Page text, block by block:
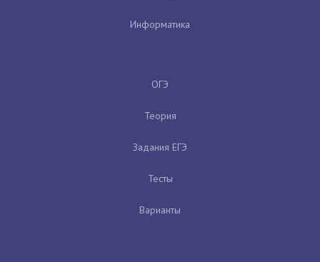
Информатика
ОГЭ
Теория
Задания ЕГЭ
Тесты
Варианты